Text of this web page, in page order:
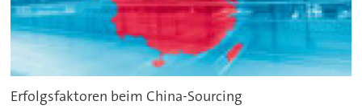
Erfolgsfaktoren beim China-Sourcing